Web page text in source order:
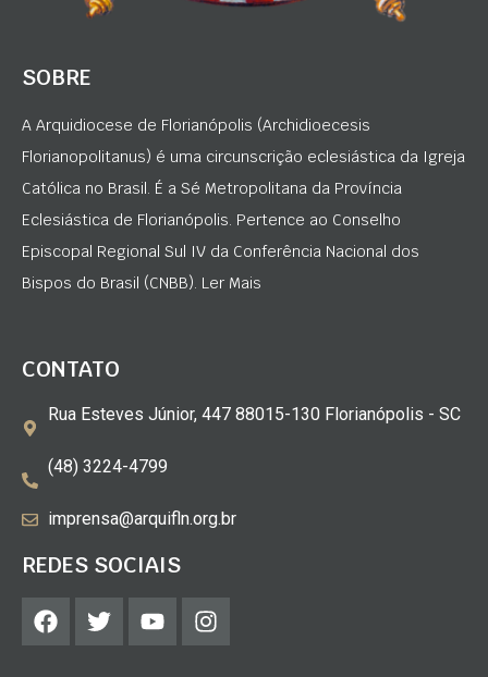
SOBRE
A Arquidiocese de Florianópolis (Archidioecesis
Florianopolitanus) é uma circunscrição eclesiástica da Igreja
Católica no Brasil. É a Sé Metropolitana da Província
Eclesiástica de Florianópolis. Pertence ao Conselho
Episcopal Regional Sul IV da Conferência Nacional dos
Bispos do Brasil (CNBB). Ler Mais
CONTATO
Rua Esteves Júnior, 447 88015-130 Florianópolis - SC
(48) 3224-4799
imprensa@arquifln.org.br
REDES SOCIAIS